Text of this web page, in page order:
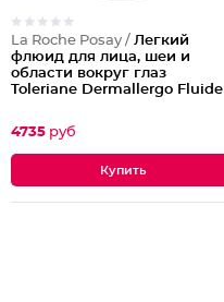
La Roche Posay / Легкий
флюид для лица, шеи и
области вокруг глаз
Toleriane Dermallergo Fluide
4735 руб